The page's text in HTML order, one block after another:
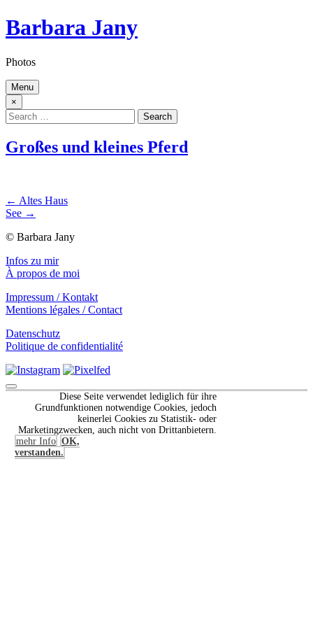
Skip
to
Barbara Jany
Photos
Menu
×
Search
for:
Großes und kleines Pferd
Beitragsnavigation
← Altes Haus
See →
© Barbara Jany
Infos zu mir
À propos de moi
Impressum / Kontakt
Mentions légales / Contact
Datenschutz
Politique de confidentialité
Scroll
Diese Seite verwendet lediglich für ihre
Grundfunktionen notwendige Cookies, jedoch
keinerlei Cookies zu Statistik- oder
Marketingzwecken, auch nicht von Drittanbietern.
mehr Info OK,
verstanden.